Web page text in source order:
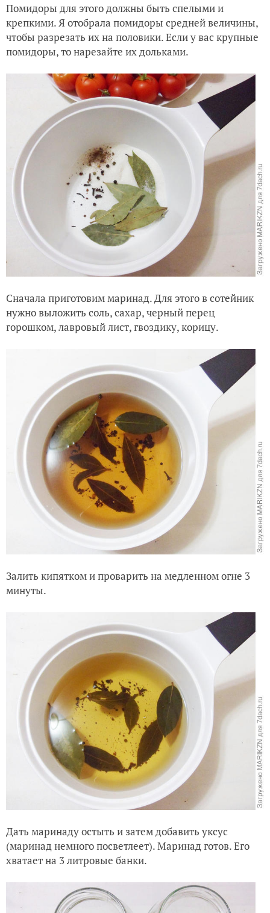
Помидоры для этого должны быть спелыми и
крепкими. Я отобрала помидоры средней величины,
чтобы разрезать их на половики. Если у вас крупные
помидоры, то нарезайте их дольками.
Сначала приготовим маринад. Для этого в сотейник
нужно выложить соль, сахар, черный перец
горошком, лавровый лист, гвоздику, корицу.
Залить кипятком и проварить на медленном огне 3
минуты.
Дать маринаду остыть и затем добавить уксус
(маринад немного посветлеет). Маринад готов. Его
хватает на 3 литровые банки.